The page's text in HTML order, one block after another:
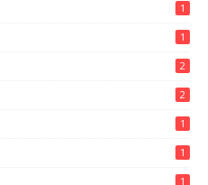
1
1
2
2
1
1
1